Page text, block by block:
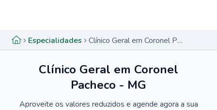
Especialidades Clínico Geral em Coronel Pacheco - MG
Clínico Geral em Coronel
Pacheco - MG
Aproveite os valores reduzidos e agende agora a sua